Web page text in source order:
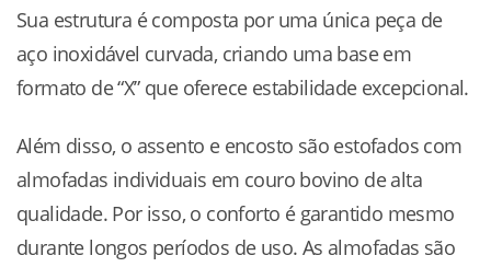
Sua estrutura é composta por uma única peça de
aço inoxidável curvada, criando uma base em
formato de “X” que oferece estabilidade excepcional.
Além disso, o assento e encosto são estofados com
almofadas individuais em couro bovino de alta
qualidade. Por isso, o conforto é garantido mesmo
durante longos períodos de uso. As almofadas são